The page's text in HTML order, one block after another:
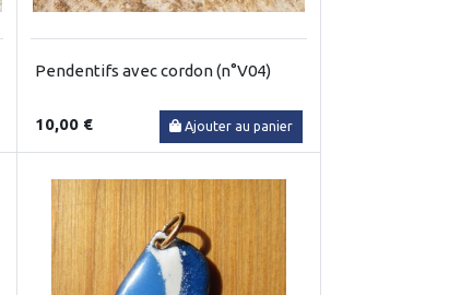
Pendentifs avec cordon (n°V04)
10,00 € Ajouter au panier